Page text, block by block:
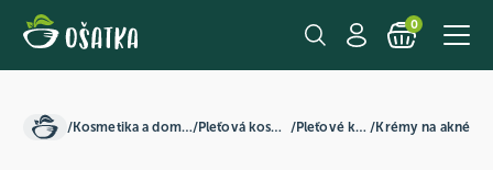
0
/ Kosmetika a domácnost/ Pleťová kosmetika / Pleťové krémy /Krémy na akné